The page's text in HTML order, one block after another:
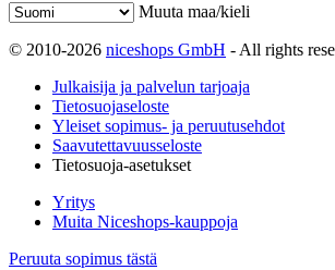
Muuta maa/kieli
© 2010-2026 niceshops GmbH - All rights
Julkaisija ja palvelun tarjoaja
Tietosuojaseloste
Yleiset sopimus- ja peruutusehdot
Saavutettavuusseloste
Tietosuoja-asetukset
Yritys
Muita Niceshops-kauppoja
Peruuta sopimus tästä